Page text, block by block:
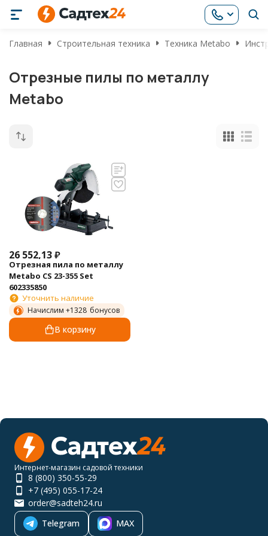
Главная Строительная техника Техника Metabo
Отрезные пилы по металлу
Metabo
26 552,13₽
Отрезная пила по металлу
Metabo CS 23-355 Set
602335850
Уточнить наличие
Начислим +1328 бонусов
В корзину
Интернет-магазин садовой техники
8 (800) 350-55-29
+7 (495) 055-17-24
order@sadteh24.ru
Telegram
MAX